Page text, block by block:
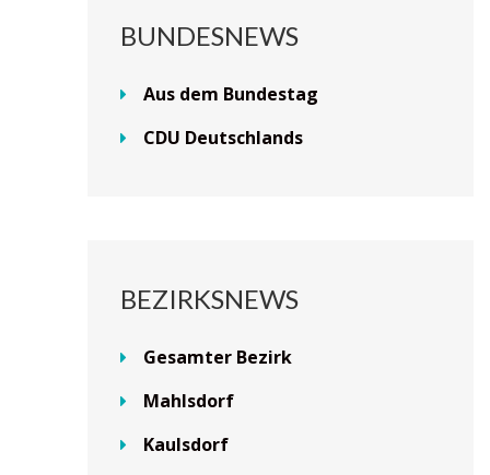
BUNDESNEWS
Aus dem Bundestag
CDU Deutschlands
BEZIRKSNEWS
Gesamter Bezirk
Mahlsdorf
Kaulsdorf